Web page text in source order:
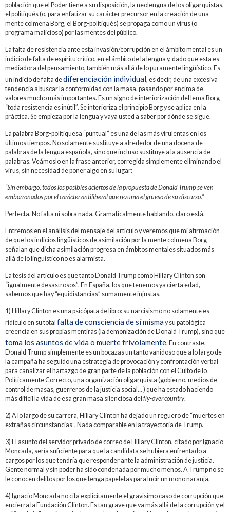
población que el Poder tiene a su disposición, la neolengua de los oligarquistas,
el politiqués (o, para enfatizar su carácter precursor en la creación de una
mente colmena Borg, el Borg-politiqués) se propaga como un virus (o
programa malicioso) por las mentes del público.
La falta de resistencia ante esta invasión/corrupción en el ámbito mental es un
indicio de falta de espíritu crítico, en el ámbito de la lengua y, dado que esta es
mediadora del pensamiento, también más allá de lo puramente lingüístico. Es
un indicio de falta dediferenciación individual, es decir, de una excesiva
tendencia a buscar la conformidad con la masa, pasando por encima de
valores mucho más importantes. Es un signo de interiorización del lema Borg
“toda resistencia es inútil”. Se interioriza el principio Borg y se aplica en la
práctica. Se empieza por la lengua y vaya usted a saber por dónde se sigue.
La palabra Borg-politiquesa “puntual” es una de las más virulentas en los
últimos tiempos. No solamente sustituye a alrededor de una docena de
palabras de la lengua española, sino que incluso sustituye a la ausencia de
palabras. Veámoslo en la frase anterior, corregida simplemente eliminando el
virus, sin necesidad de poner algo en su lugar:
“Sin embargo, todos los posibles aciertos de la propuesta de Donald Trump se ven
emborronados por el carácter antiliberal que rezuma el grueso de su discurso.”
Perfecta. No falta ni sobra nada. Gramaticalmente hablando, claro está.
Entremos en el análisis del mensaje del artículo y veremos que mi afirmación
de que los indicios lingüísticos de asimilación por la mente colmena Borg
señalan que dicha asimilación progresa en ámbitos mentales situados más
allá de lo lingüístico no es alarmista.
La tesis del artículo es que tanto Donald Trump como Hillary Clinton son
“igualmente desastrosos”. En España, los que tenemos ya cierta edad,
sabemos que hay “equidistancias” sumamente injustas.
1) Hillary Clinton es una psicópata de libro: su narcisismo no solamente es
ridículo en su total falta de consciencia de sí misma y su patológica
creencia en sus propias mentiras (la demonización de Donald Trump), sino que
toma los asuntos de vida o muerte frívolamente. En contraste,
Donald Trump simplemente es un bocazas un tanto vanidoso que a lo largo de
la campaña ha seguido una estrategia de provocación y confrontación verbal
para canalizar el hartazgo de gran parte de la población con el Culto de lo
Políticamente Correcto, una organización oligarquista (gobierno, medios de
control de masas, guerreros de la justicia social… ) que ha estado haciendo
más difícil la vida de esa gran masa silenciosa del fly-over country.
2) A lo largo de su carrera, Hillary Clinton ha dejado un reguero de “muertes en
extrañas circunstancias”. Nada comparable en la trayectoria de Trump.
3) El asunto del servidor privado de correo de Hillary Clinton, citado por Ignacio
Moncada, sería suficiente para que la candidata se hubiera enfrentado a
cargos por los que tendría que responder ante la administración de justicia.
Gente normal y sin poder ha sido condenada por mucho menos. A Trump no se
le conocen delitos por los que tenga papeletas para lucir un mono naranja.
4) Ignacio Moncada no cita explícitamente el gravísimo caso de corrupción que
encierra la Fundación Clinton. Es tan grave que va más allá de la corrupción y el